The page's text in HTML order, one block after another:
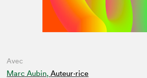
Avec
Marc Aubin, Auteur·rice